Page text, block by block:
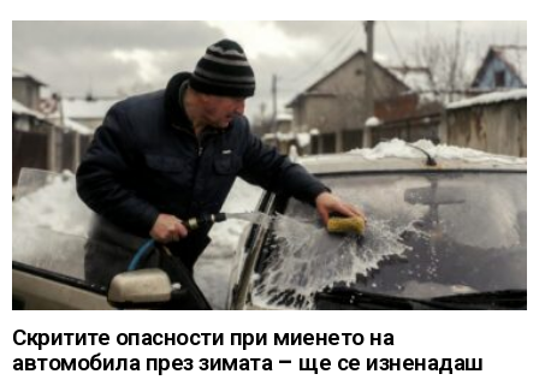
Скритите опасности при миенето на
автомобила през зимата – ще се изненадаш